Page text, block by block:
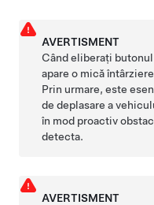
AVERTISMENT
Când eliberați
apare o mică
Prin urmare, este
de deplasare a
în mod proactiv
detecta.
AVERTISMENT